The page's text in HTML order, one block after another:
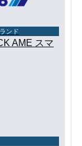
ンド
AME スマ